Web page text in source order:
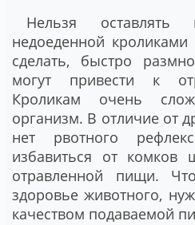
Нельзя оставлять
недоеденной
сделать, быстро
могут привести к
Кроликам очень
организм. В отличие от
нет рвотного
избавиться от комков
отравленной пищи.
здоровье животного,
качеством подаваемой